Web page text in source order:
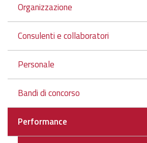
Organizzazione
Consulenti e collaboratori
Personale
Bandi di concorso
Performance